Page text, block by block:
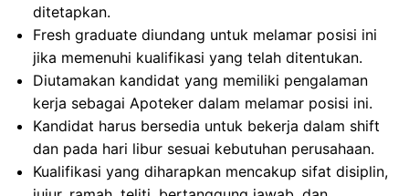
ditetapkan.
Fresh graduate diundang untuk melamar posisi ini
jika memenuhi kualifikasi yang telah ditentukan.
Diutamakan kandidat yang memiliki pengalaman
kerja sebagai Apoteker dalam melamar posisi ini.
Kandidat harus bersedia untuk bekerja dalam shift
dan pada hari libur sesuai kebutuhan perusahaan.
Kualifikasi yang diharapkan mencakup sifat disiplin,